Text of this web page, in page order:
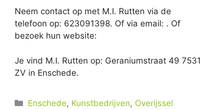
Neem contact op met M.I. Rutten via de
telefoon op: 623091398. Of via email: . Of
bezoek hun website:
Je vind M.I. Rutten op: Geraniumstraat 49 7531
ZV in Enschede.
Categorieën
Enschede, Kunstbedrijven, Overijssel